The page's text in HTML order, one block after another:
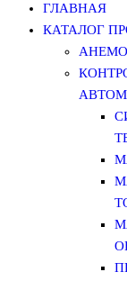
ГЛАВНАЯ
КАТАЛОГ